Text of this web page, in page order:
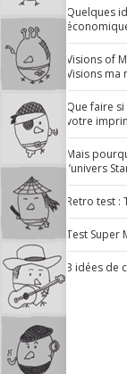
Quelques
Visions of
Visions ma
Que faire
votre
Mais
l’univers
Retro test :
Test Super
3 idées de